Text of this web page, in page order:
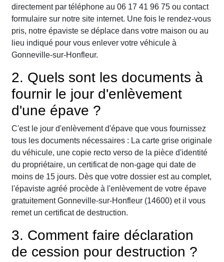
directement par téléphone au 06 17 41 96 75 ou contact
formulaire sur notre site internet. Une fois le rendez-vous
pris, notre épaviste se déplace dans votre maison ou au
lieu indiqué pour vous enlever votre véhicule à
Gonneville-sur-Honfleur.
2. Quels sont les documents à
fournir le jour d'enlèvement
d'une épave ?
C'est le jour d'enlèvement d'épave que vous fournissez
tous les documents nécessaires : La carte grise originale
du véhicule, une copie recto verso de la pièce d'identité
du propriétaire, un certificat de non-gage qui date de
moins de 15 jours. Dès que votre dossier est au complet,
l'épaviste agréé procède à l'enlèvement de votre épave
gratuitement Gonneville-sur-Honfleur (14600) et il vous
remet un certificat de destruction.
3. Comment faire déclaration
de cession pour destruction ?